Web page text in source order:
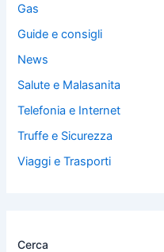
Gas
Guide e consigli
News
Salute e Malasanita
Telefonia e Internet
Truffe e Sicurezza
Viaggi e Trasporti
Cerca